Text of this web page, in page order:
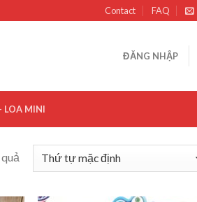
Contact FAQ
ĐĂNG NHẬP
LOA MINI